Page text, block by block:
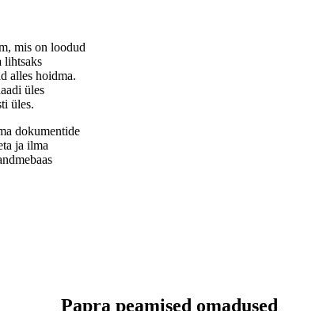
mis on loodud
lihtsaks
alles hoidma.
üles
üles.
dokumentide
ja ilma
Papra peamised omadused